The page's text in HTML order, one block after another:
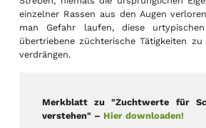
einzelner Rassen aus den Augen
man Gefahr laufen, diese
übertriebene züchterische Tätigkeiten
verdrängen.
Merkblatt zu "Zuchtwerte für
verstehen" – Hier downloaden!